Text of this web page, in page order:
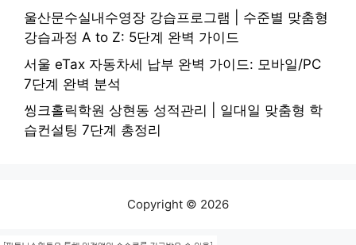
울산문수실내수영장 강습프로그램 | 수준별 맞춤형
강습과정 A to Z: 5단계 완벽 가이드
서울 eTax 자동차세 납부 완벽 가이드: 모바일/PC
7단계 완벽 분석
씽크홀릭학원 상현동 성적관리 | 일대일 맞춤형 학
습컨설팅 7단계 총정리
Copyright © 2026